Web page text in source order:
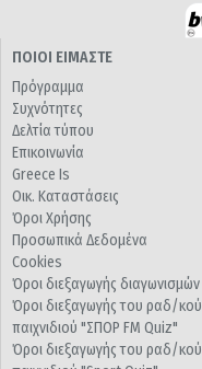
ΠΟΙΟΙ ΕΙΜΑΣΤΕ
Πρόγραμμα
Συχνότητες
Δελτία τύπου
Επικοινωνία
Greece Is
Οικ. Καταστάσεις
Όροι Χρήσης
Προσωπικά Δεδομένα
Cookies
Όροι διεξαγωγής διαγωνισμών
Όροι διεξαγωγής του ραδ/κού
παιχνιδιού "ΣΠΟΡ FM Quiz"
Όροι διεξαγωγής του ραδ/κού